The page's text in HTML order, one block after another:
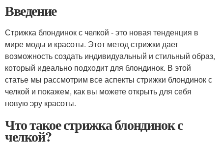
Введение
Стрижка блондинок с челкой - это новая тенденция в
мире моды и красоты. Этот метод стрижки дает
возможность создать индивидуальный и стильный образ,
который идеально подходит для блондинок. В этой
статье мы рассмотрим все аспекты стрижки блондинок с
челкой и покажем, как вы можете открыть для себя
новую эру красоты.
Что такое стрижка блондинок с
челкой?